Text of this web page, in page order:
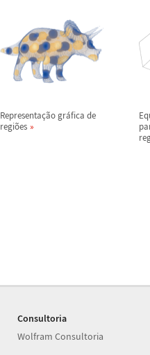
Representação gráfica de
regiões
Consultoria
Wolfram Consultoria